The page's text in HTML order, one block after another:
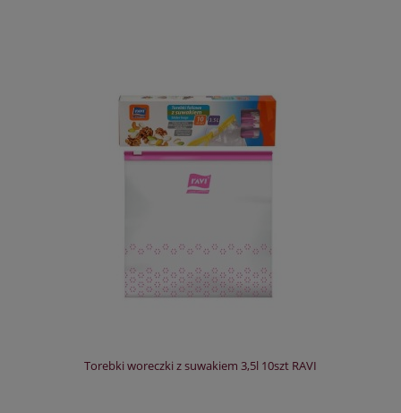
Torebki woreczki z suwakiem 3,5l 10szt RAVI